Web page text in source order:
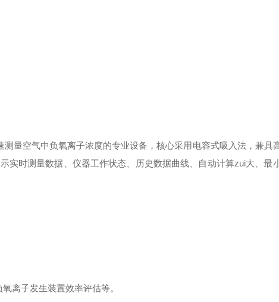
量空气中负氧离子浓度的专业设备，核心采用电容式吸入法，兼具
实时测量数据、仪器工作状态、历史数据曲线、自动计算zui大、最
离子发生装置效率评估等。